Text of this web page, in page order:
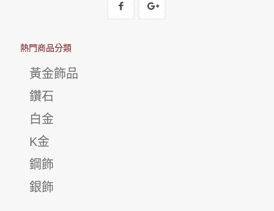
熱門商品分類
黃金飾品
鑽石
白金
K金
鋼飾
銀飾